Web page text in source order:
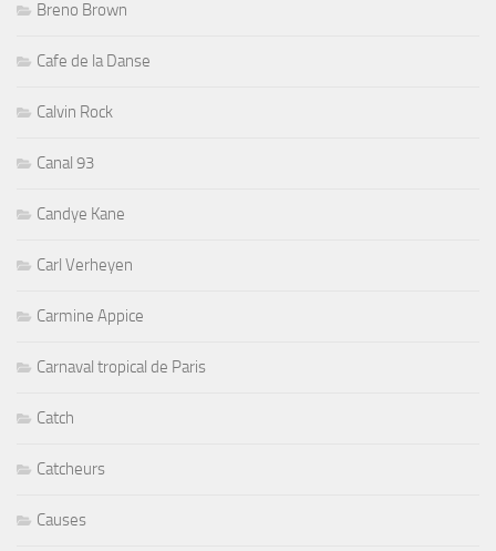
Breno Brown
Cafe de la Danse
Calvin Rock
Canal 93
Candye Kane
Carl Verheyen
Carmine Appice
Carnaval tropical de Paris
Catch
Catcheurs
Causes